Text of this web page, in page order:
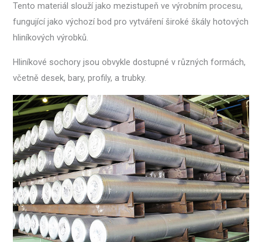
Tento materiál slouží jako mezistupeň ve výrobním procesu,
fungující jako výchozí bod pro vytváření široké škály hotových
hliníkových výrobků.
Hliníkové sochory jsou obvykle dostupné v různých formách,
včetně desek, bary, profily, a trubky.